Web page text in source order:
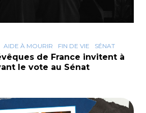
AIDE À MOURIR FIN DE VIE SÉNAT
de France invitent à
le vote au Sénat